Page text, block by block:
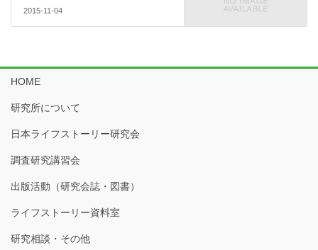
2015-11-04
HOME
研究所について
日本ライフストーリー研究会
調査研究講習会
出版活動（研究会誌・図書）
ライフストーリー資料室
研究相談・その他